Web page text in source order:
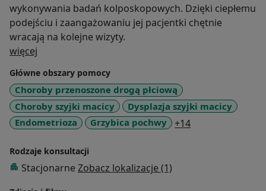
wykonywania badań kolposkopowych. Dzięki ciepłemu
podejściu i zaangażowaniu jej pacjentki chętnie
wracają na kolejne wizyty.
więcej
Główne obszary pomocy
Choroby przenoszone drogą płciową
Choroby szyjki macicy
Dysplazja szyjki macicy
Endometrioza
Grzybica pochwy +14
Rodzaje konsultacji
Stacjonarne Zobacz lokalizacje (1)